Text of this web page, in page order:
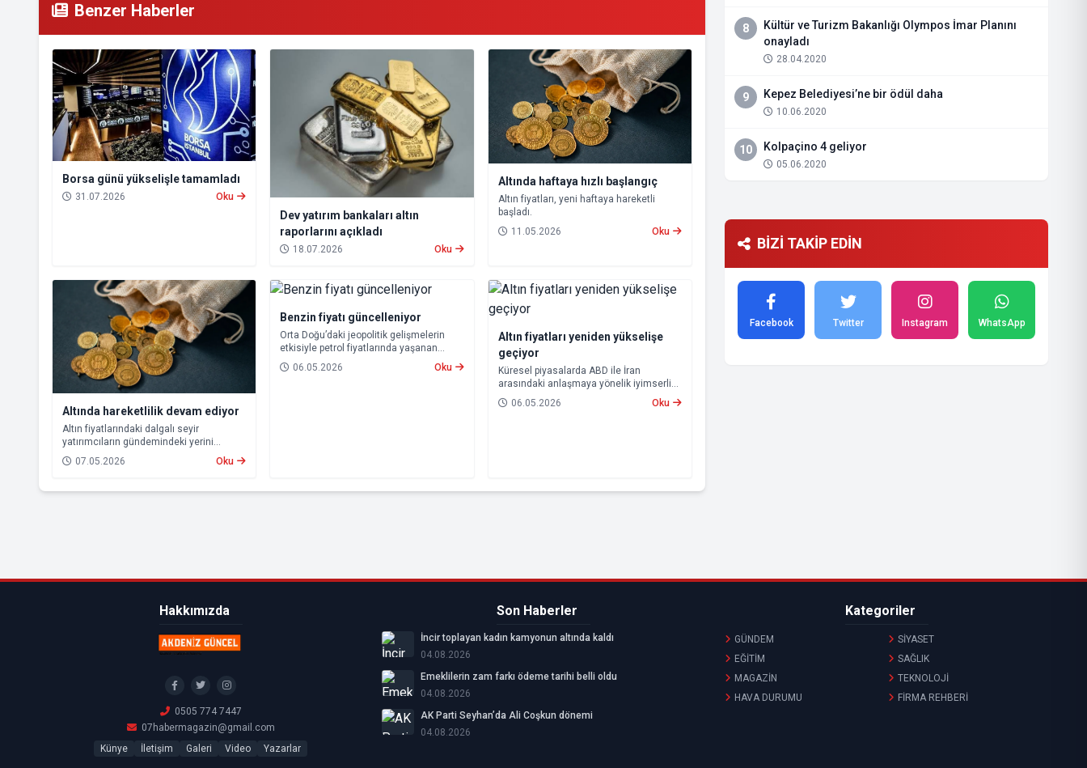
Benzer Haberler
Borsa günü yükselişle tamamladı
31.07.2026 Oku
Dev yatırım bankaları altın
raporlarını açıkladı
18.07.2026 Oku
Altında haftaya hızlı başlangıç
Altın fiyatları, yeni haftaya hareketli
başladı.
11.05.2026
Oku
Altında hareketlilik devam ediyor
Altın fiyatlarındaki dalgalı seyir
yatırımcıların gündemindeki yerini
koruyor. Güvenli liman olarak görülen
altına ilgi devam ederken, küresel
piyasalarda hareketlilik sürüyor.
07.05.2026 Oku
Benzin fiyatı güncelleniyor
Orta Doğu’daki jeopolitik gelişmelerin
etkisiyle petrol fiyatlarında yaşanan
dalgalanma, akaryakıt fiyatlarına
yansımaya devam ediyor. Bu kapsamda,
06.05.2026 Oku
Altın fiyatları yeniden yükselişe
geçiyor
Küresel piyasalarda ABD ile İran
arasındaki anlaşmaya yönelik iyimserlik,
altın fiyatlarında yukarı yönlü hareketi
beraberinde getirdi.
06.05.2026 Oku
8
Kültür ve Turizm Bakanlığı Olympos İmar Planını
onayladı
28.04.2020
9 Kepez Belediyesi’ne bir ödül daha
10.06.2020
10 Kolpaçino 4 geliyor
05.06.2020
BİZİ TAKİP EDİN
Facebook Twitter Instagram WhatsApp
Hakkımızda
0505 774 7447
07habermagazin@gmail.com
Künye
İletişim Galeri Video Yazarlar
Son Haberler
İncir toplayan kadın kamyonun altında kaldı
04.08.2026
Emeklilerin zam farkı ödeme tarihi belli oldu
04.08.2026
AK Parti Seyhan’da Ali Coşkun dönemi
04.08.2026
Kategoriler
GÜNDEM
SİYASET
EĞİTİM
SAĞLIK
MAGAZİN
TEKNOLOJİ
HAVA DURUMU
FİRMA REHBERİ